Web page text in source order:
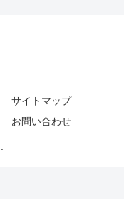
サイトマップ
お問い合わせ